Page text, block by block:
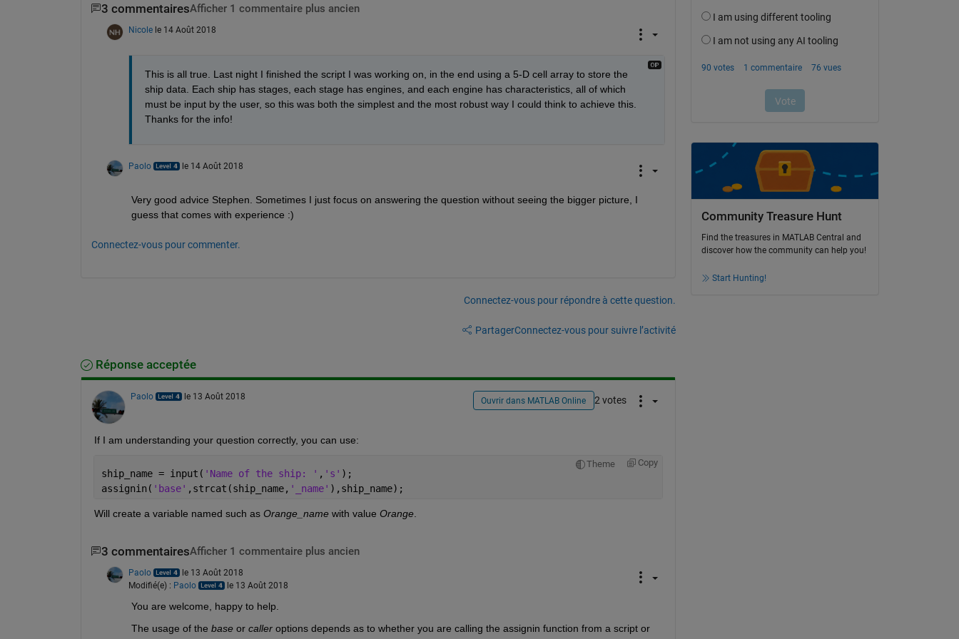
3 commentairesAfficher 1 commentaire plus ancien
Nicole le 14 Août 2018
This is all true. Last night I finished the script I was working on, in the end using a 5-D cell array to store the
ship data. Each ship has stages, each stage has engines, and each engine has characteristics, all of which
must be input by the user, so this was both the simplest and the most robust way I could think to achieve this.
Thanks for the info!
Paolo le 14 Août 2018
Very good advice Stephen. Sometimes I just focus on answering the question without seeing the bigger picture, I
guess that comes with experience :)
Connectez-vous pour commenter.
Connectez-vous pour répondre à cette question.
PartagerConnectez-vous pour suivre l’activité
Réponse acceptée
Paolo le 13 Août 2018 Ouvrir dans MATLAB Online 2 votes
If I am understanding your question correctly, you can use:
Theme Copy
ship_name = input( 'Name of the ship: ' , 's' );
assignin( 'base' ,strcat(ship_name, '_name' ),ship_name);
Will create a variable named such as Orange_name with value Orange.
3 commentairesAfficher 1 commentaire plus ancien
Paolo
le 13 Août 2018
Modifié(e) : Paolo le 13 Août 2018
You are welcome, happy to help.
The usage of the base or caller options depends as to whether you are calling the assignin function from a script or
Community Treasure Hunt
Find the treasures in MATLAB Central and
discover how the community can help you!
Start Hunting!